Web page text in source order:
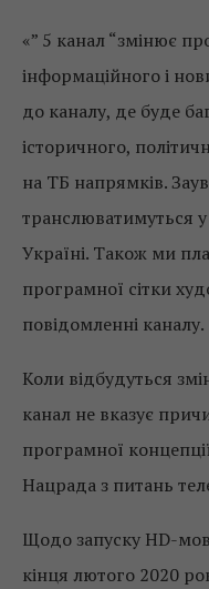
«” 5 канал “змінює
інформаційного і
до каналу, де буде
історичного,
на ТБ напрямків.
транслюватимуться
Україні. Також ми
програмної сітки
повідомленні каналу.
Коли відбудуться
канал не вказує
програмної
Нацрада з питань
Щодо запуску HD-
кінця лютого 2020